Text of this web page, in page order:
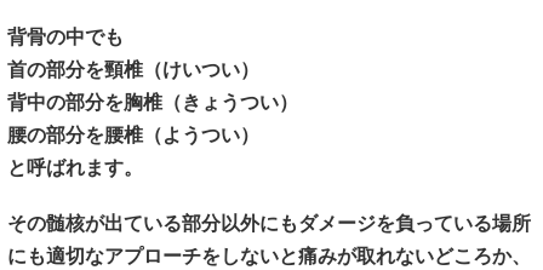
背骨の中でも
首の部分を頸椎（けいつい）
背中の部分を胸椎（きょうつい）
腰の部分を腰椎（ようつい）
と呼ばれます。
その髄核が出ている部分以外にもダメージを負っている場所
にも適切なアプローチをしないと痛みが取れないどころか、